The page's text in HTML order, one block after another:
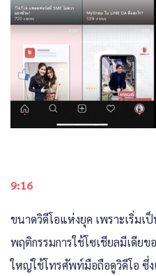
9:16
ขนาดวิดีโอแห่งยุค เพราะเริ่มเ
พฤติกรรมการใช้โซเชียลมีเดีย
ใหญ่ใช้โทรศัพท์มือถือดูวิดีโอ ซึ่